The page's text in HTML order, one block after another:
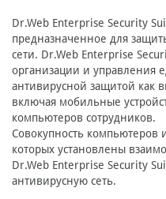
Dr.Web Enterprise Security
предназначенное для
сети. Dr.Web Enterprise
организации и управления
антивирусной защитой как
включая мобильные
компьютеров сотрудников.
Совокупность компьютеров
которых установлены
Dr.Web Enterprise Security
антивирусную сеть.